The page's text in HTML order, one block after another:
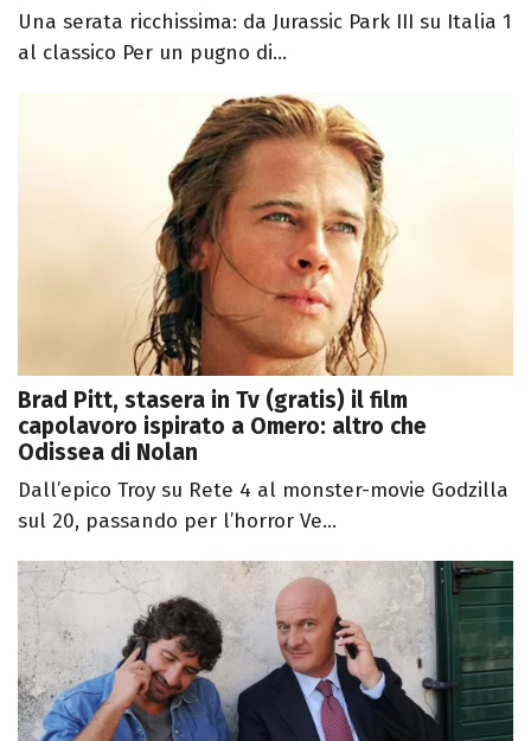
Una serata ricchissima: da Jurassic Park III su Italia 1
al classico Per un pugno di...
Brad Pitt, stasera in Tv (gratis) il film
capolavoro ispirato a Omero: altro che
Odissea di Nolan
Dall’epico Troy su Rete 4 al monster-movie Godzilla
sul 20, passando per l’horror Ve...